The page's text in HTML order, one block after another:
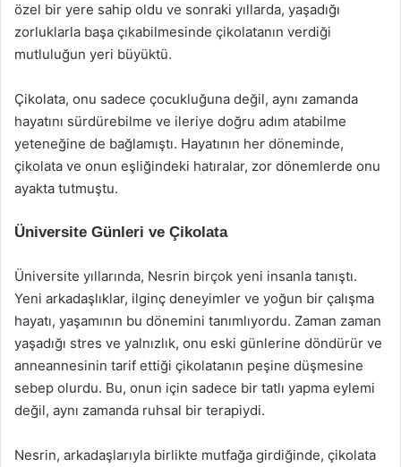
özel bir yere sahip oldu ve sonraki yıllarda, yaşadığı
zorluklarla başa çıkabilmesinde çikolatanın verdiği
mutluluğun yeri büyüktü.
Çikolata, onu sadece çocukluğuna değil, aynı zamanda
hayatını sürdürebilme ve ileriye doğru adım atabilme
yeteneğine de bağlamıştı. Hayatının her döneminde,
çikolata ve onun eşliğindeki hatıralar, zor dönemlerde onu
ayakta tutmuştu.
Üniversite Günleri ve Çikolata
Üniversite yıllarında, Nesrin birçok yeni insanla tanıştı.
Yeni arkadaşlıklar, ilginç deneyimler ve yoğun bir çalışma
hayatı, yaşamının bu dönemini tanımlıyordu. Zaman zaman
yaşadığı stres ve yalnızlık, onu eski günlerine döndürür ve
anneannesinin tarif ettiği çikolatanın peşine düşmesine
sebep olurdu. Bu, onun için sadece bir tatlı yapma eylemi
değil, aynı zamanda ruhsal bir terapiydi.
Nesrin, arkadaşlarıyla birlikte mutfağa girdiğinde, çikolata